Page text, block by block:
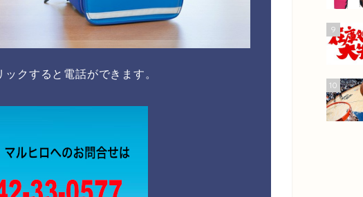
クすると電話ができます。
9
10